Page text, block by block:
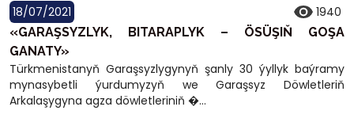
18/07/2021 1940
«GARAŞSYZLYK, BITARAPLYK – ÖSÜŞIŇ GOŞA
GANATY»
Türkmenistanyň Garaşsyzlygynyň şanly 30 ýyllyk baýramy
mynasybetli ýurdumyzyň we Garaşsyz Döwletleriň
Arkalaşygyna agza döwletleriniň �...